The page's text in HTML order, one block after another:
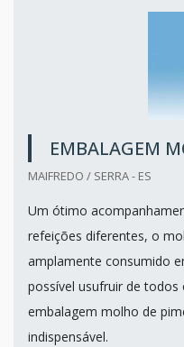
EMBALAGEM
MAIFREDO / SERRA - ES
Um ótimo
refeições diferentes, o
amplamente consumido
possível usufruir de todos
embalagem molho de
indispensável.